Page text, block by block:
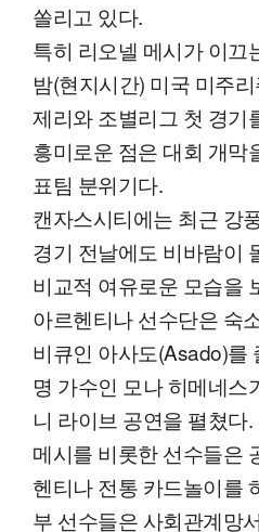
쏠리고 있다.
특히 리오넬 메시가 이끄
밤(현지시간) 미국 미주
제리와 조별리그 첫 경기
흥미로운 점은 대회 개막
표팀 분위기다.
캔자스시티에는 최근 강
경기 전날에도 비바람이
비교적 여유로운 모습을
아르헨티나 선수단은 숙
비큐인 아사도(Asado)를
명 가수인 모나 히메네스
니 라이브 공연을 펼쳤다.
메시를 비롯한 선수들은
헨티나 전통 카드놀이를
부 선수들은 사회관계망